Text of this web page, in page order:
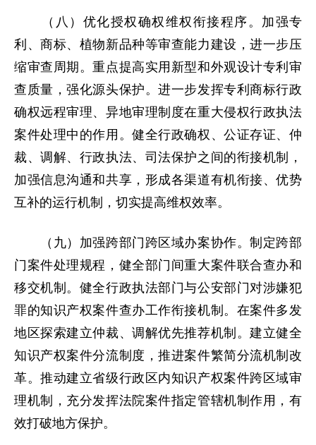
（八）优化授权确权维权衔接程序。加强专
利、商标、植物新品种等审查能力建设，进一步压
缩审查周期。重点提高实用新型和外观设计专利审
查质量，强化源头保护。进一步发挥专利商标行政
确权远程审理、异地审理制度在重大侵权行政执法
案件处理中的作用。健全行政确权、公证存证、仲
裁、调解、行政执法、司法保护之间的衔接机制，
加强信息沟通和共享，形成各渠道有机衔接、优势
互补的运行机制，切实提高维权效率。
（九）加强跨部门跨区域办案协作。制定跨部
门案件处理规程，健全部门间重大案件联合查办和
移交机制。健全行政执法部门与公安部门对涉嫌犯
罪的知识产权案件查办工作衔接机制。在案件多发
地区探索建立仲裁、调解优先推荐机制。建立健全
知识产权案件分流制度，推进案件繁简分流机制改
革。推动建立省级行政区内知识产权案件跨区域审
理机制，充分发挥法院案件指定管辖机制作用，有
效打破地方保护。